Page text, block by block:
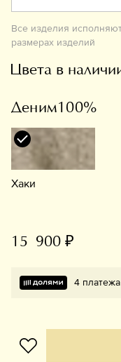
Все изделия
размерах изделий
Цвета в
Деним100%
Хаки
15 900 ₽
4